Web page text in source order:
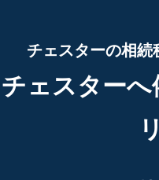
チェスターの相続
チェスターへ